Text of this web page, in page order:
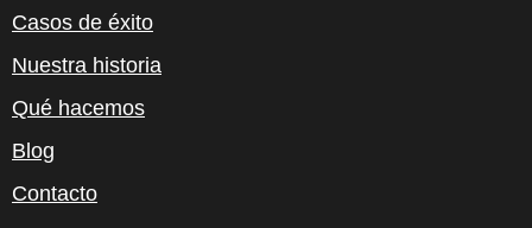
Casos de éxito
Nuestra historia
Qué hacemos
Blog
Contacto